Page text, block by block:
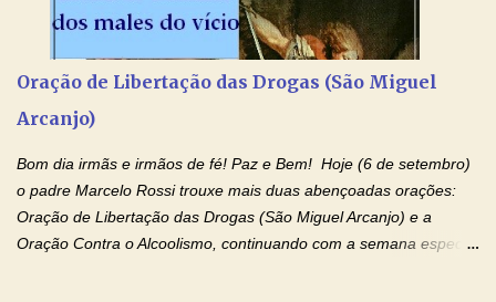
Poderoso, Criador do céu e da terra; e em Jesus Cristo, seu
único Filho, nosso Senhor; que foi concebido pelo poder do Espí­
foi crucificado, morto e sepultado. Desceu à mansão dos mortos;
ressuscitou ao terceiro dia; subiu aos céus, está sentado à direita
Oração de Libertação das Drogas (São Miguel
Arcanjo)
Bom dia irmãs e irmãos de fé! Paz e Bem! Hoje (6 de setembro)
o padre Marcelo Rossi trouxe mais duas abençoadas orações:
Oração de Libertação das Drogas (São Miguel Arcanjo) e a
Oração Contra o Alcoolismo, continuando com a semana especial